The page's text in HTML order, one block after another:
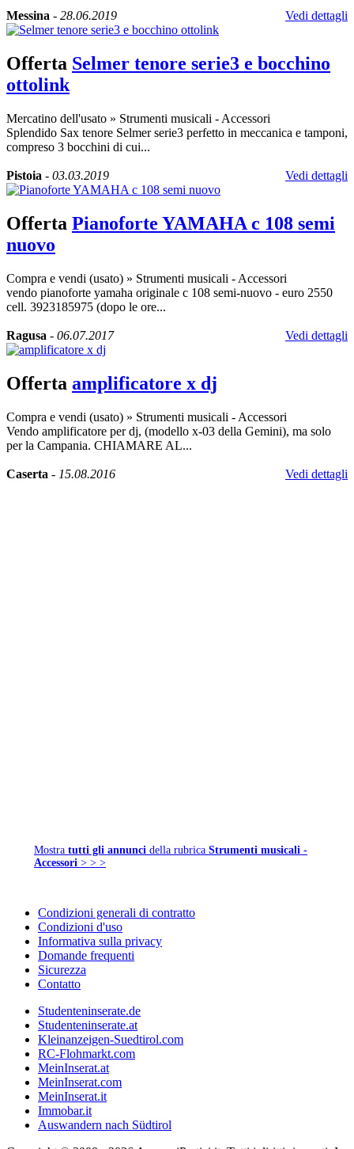
Messina - 28.06.2019 Vedi dettagli
Offerta Selmer tenore serie3 e bocchino
ottolink
Mercatino dell'usato » Strumenti musicali - Accessori
Splendido Sax tenore Selmer serie3 perfetto in meccanica e tamponi,
compreso 3 bocchini di cui...
Pistoia - 03.03.2019 Vedi dettagli
Offerta Pianoforte YAMAHA c 108 semi
nuovo
Compra e vendi (usato) » Strumenti musicali - Accessori
vendo pianoforte yamaha originale c 108 semi-nuovo - euro 2550
cell. 3923185975 (dopo le ore...
Ragusa - 06.07.2017 Vedi dettagli
Offerta amplificatore x dj
Compra e vendi (usato) » Strumenti musicali - Accessori
Vendo amplificatore per dj, (modello x-03 della Gemini), ma solo
per la Campania. CHIAMARE AL...
Caserta - 15.08.2016 Vedi dettagli
Mostra tutti gli annunci della rubrica Strumenti musicali -
Accessori > > >
Condizioni generali di contratto
Condizioni d'uso
Informativa sulla privacy
Domande frequenti
Sicurezza
Contatto
Studenteninserate.de
Studenteninserate.at
Kleinanzeigen-Suedtirol.com
RC-Flohmarkt.com
MeinInserat.at
MeinInserat.com
MeinInserat.it
Immobar.it
Auswandern nach Südtirol